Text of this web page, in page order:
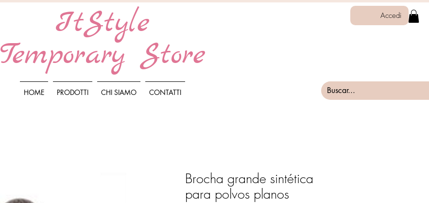
ItStyle
Temporary Store
Accedi
HOME PRODOTTI CHI SIAMO CONTATTI
Brocha grande sintética
para polvos planos